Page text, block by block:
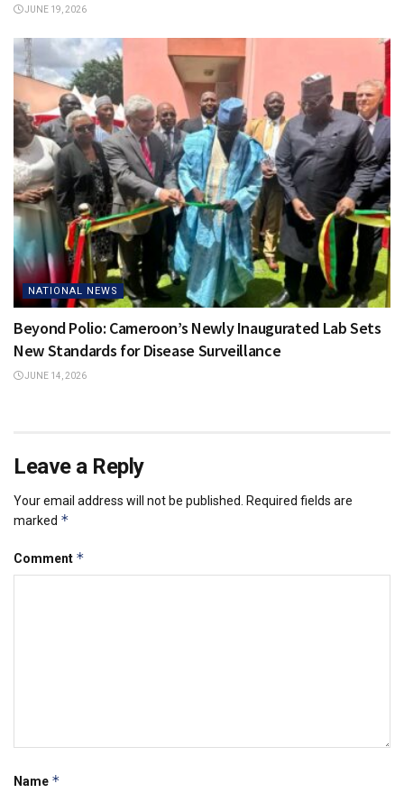
JUNE 19, 2026
NATIONAL NEWS
Beyond Polio: Cameroon’s Newly Inaugurated Lab Sets
New Standards for Disease Surveillance
JUNE 14, 2026
Leave a Reply
Your email address will not be published.
Required fields are
marked *
Comment *
Name *